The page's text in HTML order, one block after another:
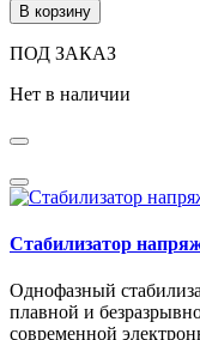
В корзину
ПОД ЗАКАЗ
Нет в наличии
Стабилизатор
Однофазный
плавной и
современной